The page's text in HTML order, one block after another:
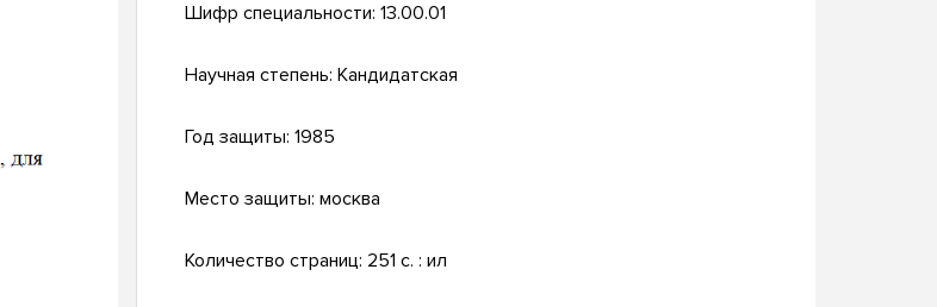
Шифр специальности: 13.00.01
Научная степень: Кандидатская
Год защиты: 1985
Место защиты: москва
Количество страниц: 251 c. : ил